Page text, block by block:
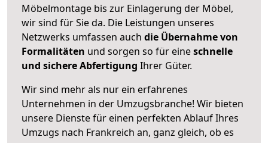
Möbelmontage bis zur Einlagerung der Möbel,
wir sind für Sie da. Die Leistungen unseres
Netzwerks umfassen auch die Übernahme von
Formalitäten und sorgen so für eineschnelle
und sichere Abfertigung Ihrer Güter.
Wir sind mehr als nur ein erfahrenes
Unternehmen in der Umzugsbranche! Wir bieten
unsere Dienste für einen perfekten Ablauf Ihres
Umzugs nach Frankreich an, ganz gleich, ob es